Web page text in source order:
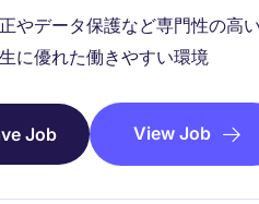
やデータ保護など専門性の高
に優れた働きやすい環境​
Job View Job